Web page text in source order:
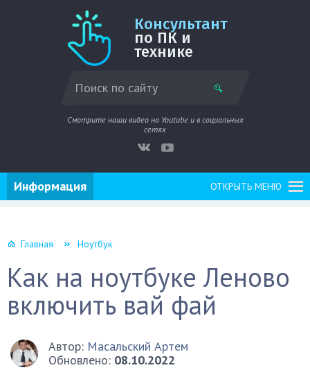
Консультант
по ПК и
технике
Смотрите наши видео на Youtube и в социальных
сетях
ОТКРЫТЬ МЕНЮ
Информация
Главная Ноутбук
Как на ноутбуке Леново
включить вай фай
Автор: Масальский Артем
Обновлено: 08.10.2022